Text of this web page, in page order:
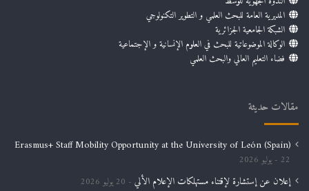
المديرية العامة للبحث العلمي و التطوير التكنولوجي
الشبكة الجامعية الجزائرية
الوكالة الموضوعاتية للبحث في العلوم الإنسانية و الإجتماعية
فضاء التعليم العالي والبحث العلمي
مقالات حديثة
Erasmus+ Staff Mobility Opportunity at the University of León (Spain)
22 يوليو 2026
إعلان عن إستشارة لإقتناء مستهلكات الإعلام الألي 20 يوليو 2026